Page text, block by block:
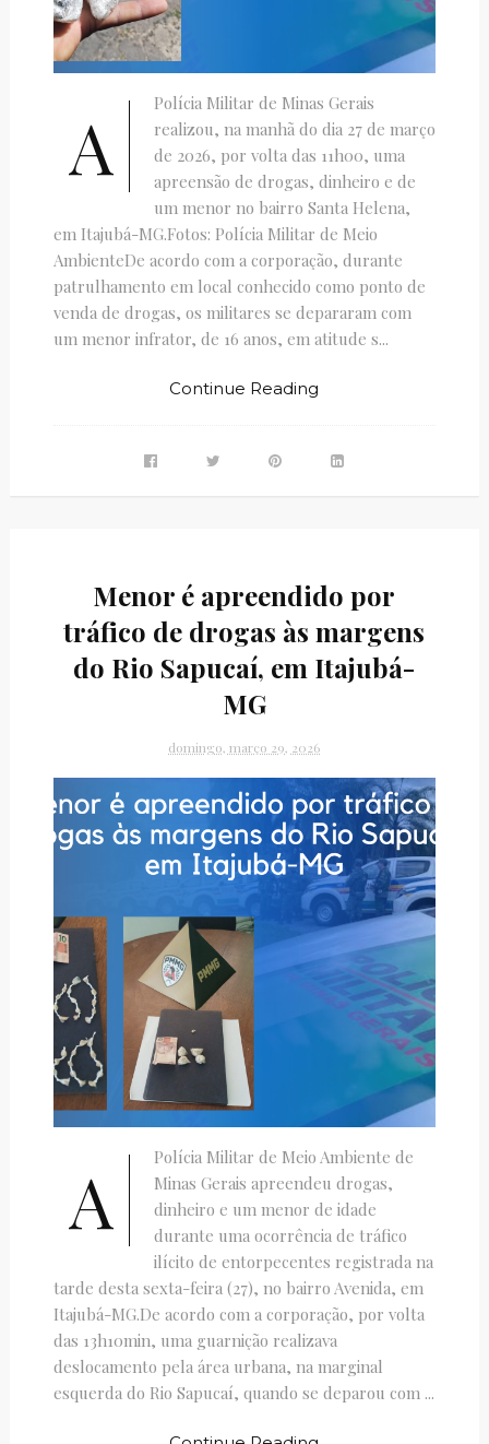
A
Polícia Militar de Minas Gerais
realizou, na manhã do dia 27 de março
de 2026, por volta das 11h00, uma
apreensão de drogas, dinheiro e de
um menor no bairro Santa Helena,
em Itajubá-MG.Fotos: Polícia Militar de Meio
AmbienteDe acordo com a corporação, durante
patrulhamento em local conhecido como ponto de
venda de drogas, os militares se depararam com
um menor infrator, de 16 anos, em atitude s...
Continue Reading
Menor é apreendido por
tráfico de drogas às margens
do Rio Sapucaí, em Itajubá-
MG
domingo, março 29, 2026
A
Polícia Militar de Meio Ambiente de
Minas Gerais apreendeu drogas,
dinheiro e um menor de idade
durante uma ocorrência de tráfico
ilícito de entorpecentes registrada na
tarde desta sexta-feira (27), no bairro Avenida, em
Itajubá-MG.De acordo com a corporação, por volta
das 13h10min, uma guarnição realizava
deslocamento pela área urbana, na marginal
esquerda do Rio Sapucaí, quando se deparou com ...